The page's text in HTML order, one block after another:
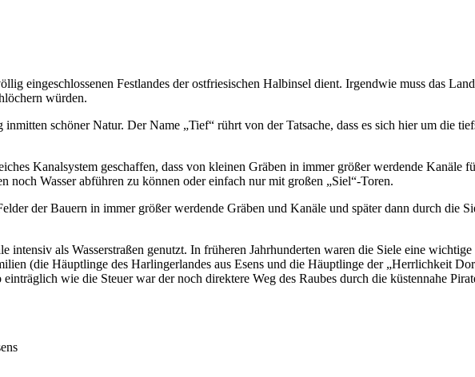
eingeschlossenen Festlandes der ostfriesischen Halbinsel dient. Irgendwie muss das
würden.
schöner Natur. Der Name „Tief“ rührt von der Tatsache, dass es sich hier um die
Kanalsystem geschaffen, dass von kleinen Gräben in immer größer werdende Kanäle
noch Wasser abführen zu können oder einfach nur mit großen „Siel“-Toren.
der Bauern in immer größer werdende Gräben und Kanäle und später dann durch die
intensiv als Wasserstraßen genutzt. In früheren Jahrhunderten waren die Siele eine
(die Häuptlinge des Harlingerlandes aus Esens und die Häuptlinge der „Herrlichkeit
wie die Steuer war der noch direktere Weg des Raubes durch die küstennahe